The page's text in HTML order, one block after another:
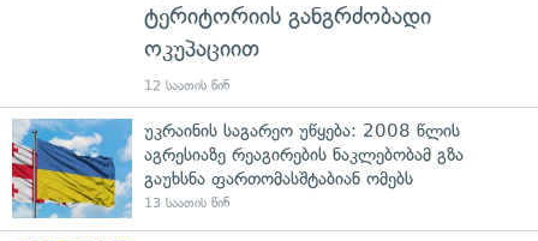
ტერიტორიის განგრძობადი
ოკუპაციით
12 საათის წინ
უკრაინის საგარეო უწყება: 2008 წლის
აგრესიაზე რეაგირების ნაკლებობამ გზა
გაუხსნა ფართომასშტაბიან ომებს
13 საათის წინ